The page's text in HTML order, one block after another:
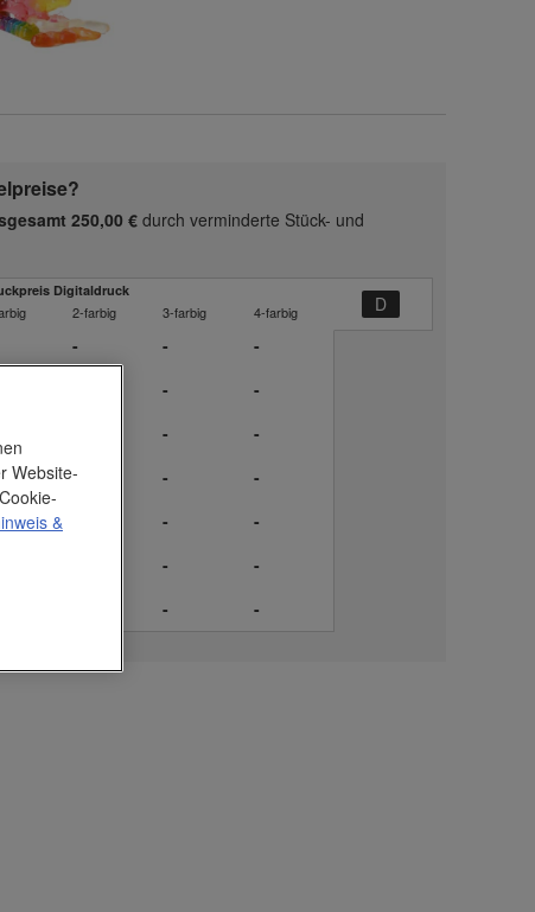
250,00 €durch verminderte Stück- und
Digitaldruck
2-farbig 3-farbig 4-farbig
- -
-
-
-
-
-
- -
-
-
-
-
-
- -
Website-
&